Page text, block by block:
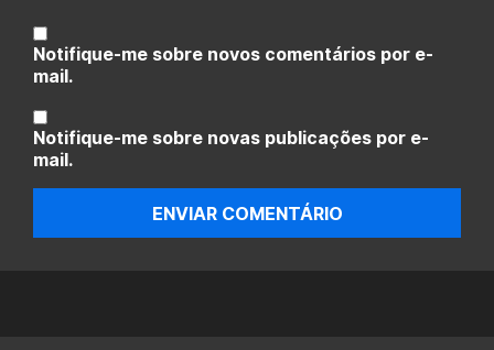
Notifique-me sobre novos comentários por e-
mail.
Notifique-me sobre novas publicações por e-
mail.
ENVIAR COMENTÁRIO